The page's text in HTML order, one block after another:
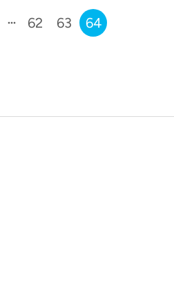
62 63 64